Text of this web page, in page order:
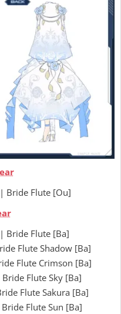
Bride Flute [Ou]
Bride Flute [Ba]
Flute Shadow [Ba]
Flute Crimson [Ba]
Flute Sky [Ba]
Flute Sakura [Ba]
Flute Sun [Ba]